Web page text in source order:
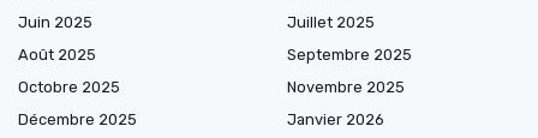
Juin 2025
Juillet 2025
Août 2025
Septembre 2025
Octobre 2025
Novembre 2025
Décembre 2025
Janvier 2026